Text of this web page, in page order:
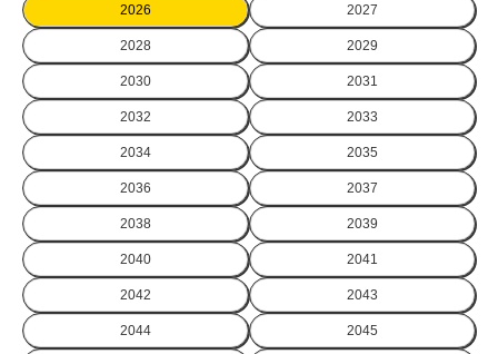
2026 2027
2028 2029
2030 2031
2032 2033
2034 2035
2036 2037
2038 2039
2040 2041
2042 2043
2044 2045